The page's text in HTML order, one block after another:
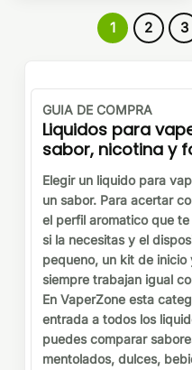
1 2 3
GUIA DE COMPRA
Liquidos para
sabor, nicotina y
Elegir un liquido para
un sabor. Para acertar
el perfil aromatico que
si la necesitas y el
pequeno, un kit de
siempre trabajan igual
En VaperZone esta
entrada a todos los
puedes comparar
mentolados, dulces,